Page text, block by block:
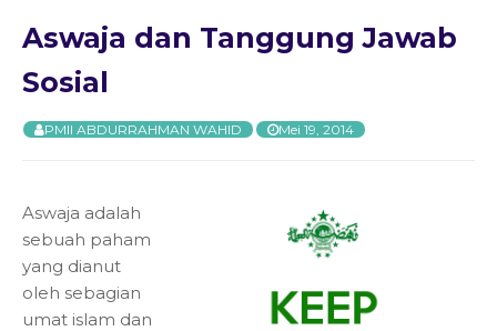
Aswaja dan Tanggung Jawab
Sosial
PMII ABDURRAHMAN WAHID Mei 19, 2014
Aswaja adalah
sebuah paham
yang dianut
oleh sebagian
umat islam dan